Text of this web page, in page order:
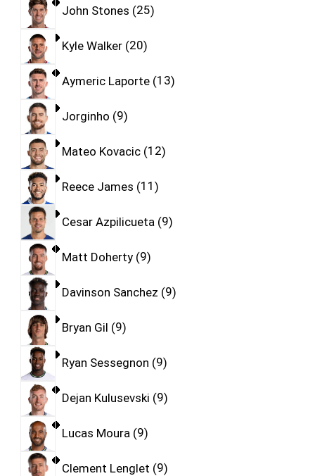
John Stones 25
Kyle Walker 20
Aymeric Laporte 13
Jorginho 9
Mateo Kovacic 12
Reece James 11
Cesar Azpilicueta 9
Matt Doherty 9
Davinson Sanchez 9
Bryan Gil 9
Ryan Sessegnon 9
Dejan Kulusevski 9
Lucas Moura 9
Clement Lenglet 9